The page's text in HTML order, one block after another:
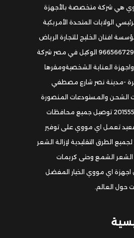
هي شركة متخصصة بالأجهزة
الولايات المتحدة الأمريكية
افنان الخليج للتجارة الرياض
حي الخليج ت - 966566729279 الوكيل في مصر شركة
العناية الشخصيةومقرها
-مدينة نصر شارع مصطفي
الشحن والمستودعات المنصورة
-ميت غمر 201555266065 توصيل جميع محافظات
تعمل اي مووي على توفير
الطرق التقليدية لإزالة الشعر
الشعر الشمع وحتى كريمات
اجهزة اي مووي الخيار المفضل
حول العالم.